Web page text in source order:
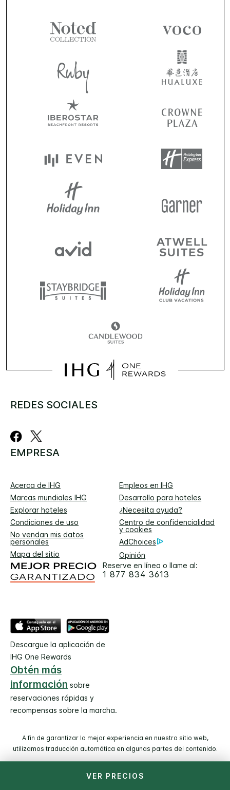
VER PRECIOS
REDES SOCIALES
EMPRESA
Acerca de IHG
Empleos en IHG
Marcas mundiales IHG
Desarrollo para hoteles
Explorar hoteles
¿Necesita ayuda?
Condiciones de uso
Centro de confidencialidad
y cookies
No vendan mis datos
personales
AdChoices
Mapa del sitio
Opinión
Reserve en línea o llame al:
1 877 834 3613
Descargue la aplicación de
IHG One Rewards
Obtén más
información sobre
reservaciones rápidas y
recompensas sobre la marcha.
A fin de garantizar la mejor experiencia en nuestro sitio web,
utilizamos traducción automática en algunas partes del contenido.
© 2026 IHG. Todos los derechos reservados. La mayoría de